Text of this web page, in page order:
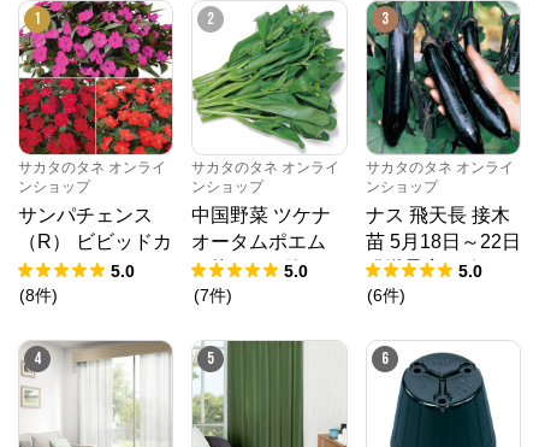
1
サカタのタネ オンライ
ンショップ
サンパチェンス
（R） ビビッドカ
ラー 3種セット 4
月6日～10日発送
株）1組
5.0
(8件)
2
サカタのタネ オンライ
ンショップ
中国野菜 ツケナ
オータムポエム
（約19000粒） 1
dL 袋
5.0
(7件)
3
サカタのタネ オンライ
ンショップ
ナス 飛天長 接木
苗 5月18日～22日
発送予定 6ポット
1組
5.0
(6件)
4 5 6